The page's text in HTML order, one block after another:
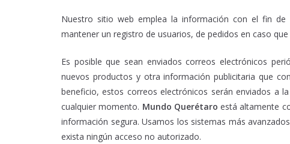
Nuestro sitio web emplea la información con el fin de
mantener un registro de usuarios, de pedidos en caso
Es posible que sean enviados correos electrónicos
nuevos productos y otra información publicitaria que
beneficio, estos correos electrónicos serán enviados a
cualquier momento. Mundo Querétaro está altamente
información segura. Usamos los sistemas más
exista ningún acceso no autorizado.